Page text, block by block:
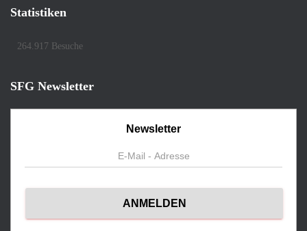
Statistiken
264.917 Besuche
SFG Newsletter
Newsletter